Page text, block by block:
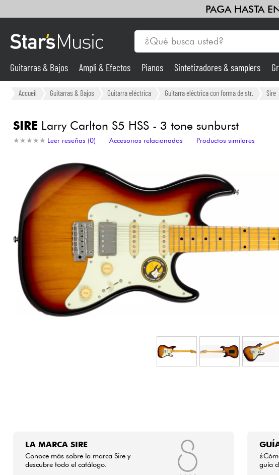
PAGA HASTA
Guitarras & Bajos
Sintetizadores & samplers
Luces
Violines y cuarteto
Guitarras & Bajos Ampli & Efectos Pianos Sintetizadores & samplers
Accueil Guitarras & Bajos Guitarra eléctrica Guitarra eléctrica con forma de str. Sire
SIRE Larry Carlton S5 HSS - 3 tone sunburst
★ ★ ★ ★ ★
★ ★ ★ ★ ★ Leer reseñas (0) Accesorios relacionados Productos similares
LA MARCA SIRE
Conoce más sobre la marca Sire y
descubre todo el catálogo.
guía